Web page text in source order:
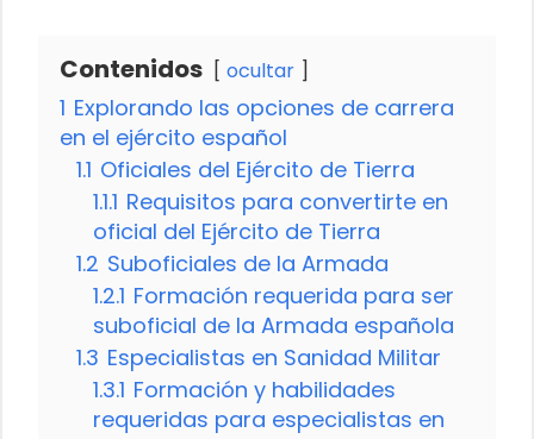
Contenidos ocultar
1 Explorando las opciones de carrera
en el ejército español
1.1 Oficiales del Ejército de Tierra
1.1.1 Requisitos para convertirte en
oficial del Ejército de Tierra
1.2 Suboficiales de la Armada
1.2.1 Formación requerida para ser
suboficial de la Armada española
1.3 Especialistas en Sanidad Militar
1.3.1 Formación y habilidades
requeridas para especialistas en